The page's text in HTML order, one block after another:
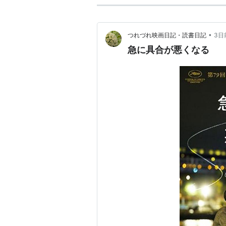
つれづれ映画日記・読書日記 • 3日
急に具合が悪くなる